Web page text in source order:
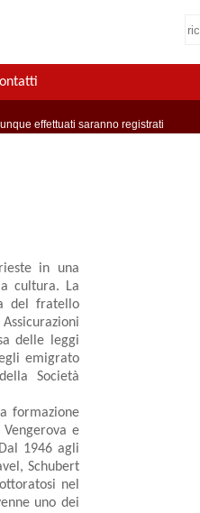
effettuati saranno registrati
in una
cultura. La
del fratello
delle leggi
emigrato
Società
formazione
e
1946 agli
Schubert
nel
uno dei